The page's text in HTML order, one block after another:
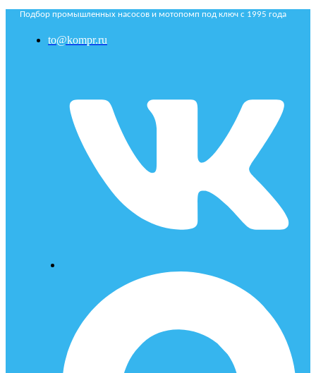
Подбор промышленных насосов и мотопомп под ключ с 1995 года
to@kompr.ru